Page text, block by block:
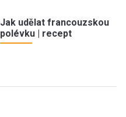
Jak udělat francouzskou
polévku | recept